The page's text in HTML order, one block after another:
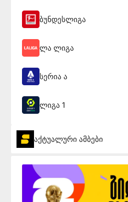
ბუნდესლიგა
ლა ლიგა
სერია ა
ლიგა 1
აქტუალური ამბები